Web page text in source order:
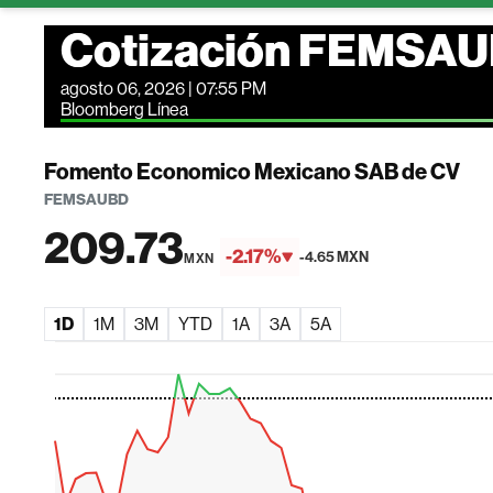
Cotización
agosto 06, 2026 | 07:55 PM
Bloomberg Línea
Fomento Economico Mexicano SAB de CV
FEMSAUBD
209.73MXN -2.17% -4.65 MXN
1D 1M 3M YTD 1A 3A 5A